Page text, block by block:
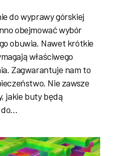
do wyprawy górskiej
obejmować wybór
obuwia. Nawet krótkie
właściwego
Zagwarantuje nam to
Nie zawsze
jakie buty będą
do…